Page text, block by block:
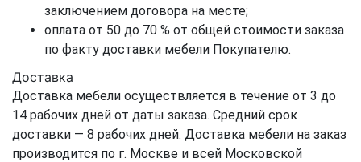
заключением договора на месте;
оплата от 50 до 70 % от общей стоимости заказа
по факту доставки мебели Покупателю.
Доставка
Доставка мебели осуществляется в течение от 3 до
14 рабочих дней от даты заказа. Средний срок
доставки — 8 рабочих дней. Доставка мебели на заказ
производится по г. Москве и всей Московской